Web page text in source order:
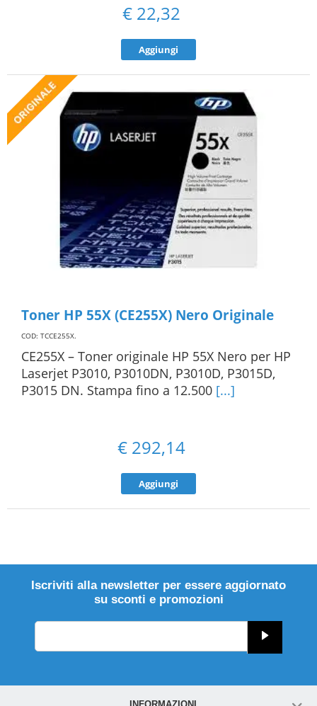
€ 22,32
Aggiungi
Toner HP 55X (CE255X) Nero Originale
COD: TCCE255X.
CE255X – Toner originale HP 55X Nero per HP
Laserjet P3010, P3010DN, P3010D, P3015D,
P3015 DN. Stampa fino a 12.500 [...]
€ 292,14
Aggiungi
Iscriviti alla newsletter per essere aggiornato
su sconti e promozioni